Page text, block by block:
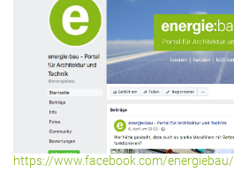
https://www.facebook.com/energiebau/